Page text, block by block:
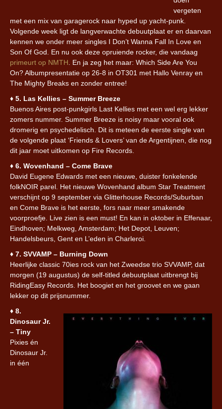
vergeten
met een mix van garagerock naar hyped up yacht-punk.
Volgende week ligt de langverwachte debuutplaat er en daarvan
kennen we onder meer singles I Don’t Wanna Fall In Love en
Son Of God. En nu ook deze opruiende rocker, die vandaag
primeurt op NMTH . En ja zeg het maar: Which Side Are You
On? Albumpresentatie op 26-8 in OT301 met Hallo Venray en
The Mighty Breaks en zonder entree!
♦︎ 5. Las Kellies – Summer Breeze
Buenos Aires post-punkgirls Last Kellies met een wel erg lekker
zomers nummer. Summer Breeze is noisy maar vooral ook
dromerig en psychedelisch. Dit is meteen de eerste single van
de volgende plaat ‘Friends & Lovers’ van de Argentijnen, die nog
dit jaar moet uitkomen op Fire Records.
♦︎ 6. Wovenhand – Come Brave
David Eugene Edwards met een nieuwe, duister fonkelende
folkNOIR parel. Het nieuwe Wovenhand album Star Treatment
verschijnt op 9 september via Glitterhouse Records/Suburban
en Come Brave is het eerste, fors naar meer smakende
voorproefje. Live zien is een must! En kan in oktober in Effenaar,
Eindhoven; Melkweg, Amsterdam; Het Depot, Leuven;
Handelsbeurs, Gent en L’eden in Charleroi.
♦︎ 7. SVVAMP – Burning Down
Heerlijke classic 70ies rock van het Zweedse trio SVVAMP, dat
morgen (19 augustus) de self-titled debuutplaat uitbrengt bij
RidingEasy Records. Het boogiet en het groovet en we gaan
lekker op dit prijsnummer.
♦︎ 8.
Dinosaur Jr.
– Tiny
Pixies én
Dinosaur Jr.
in één